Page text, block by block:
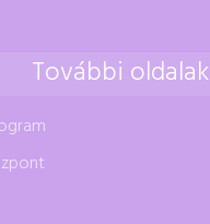
További oldalak